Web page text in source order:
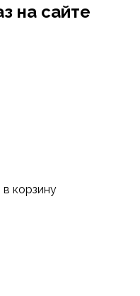
на сайте
корзину